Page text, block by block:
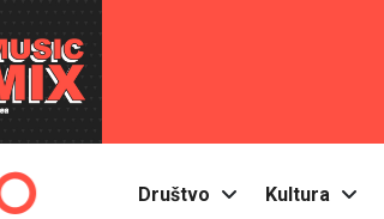
Društvo Kultura